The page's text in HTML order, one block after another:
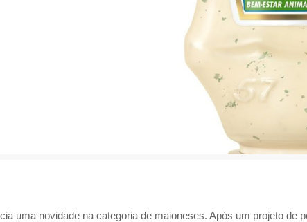
uma novidade na categoria de maioneses. Após um projeto